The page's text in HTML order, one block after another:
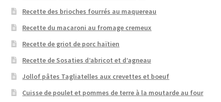
Recette des brioches fourrés au maquereau
Recette du macaroni au fromage cremeux
Recette de griot de porc haïtien
Recette de Sosaties d’abricot et d’agneau
Jollof pâtes Tagliatelles aux crevettes et boeuf
Cuisse de poulet et pommes de terre à la moutarde au four